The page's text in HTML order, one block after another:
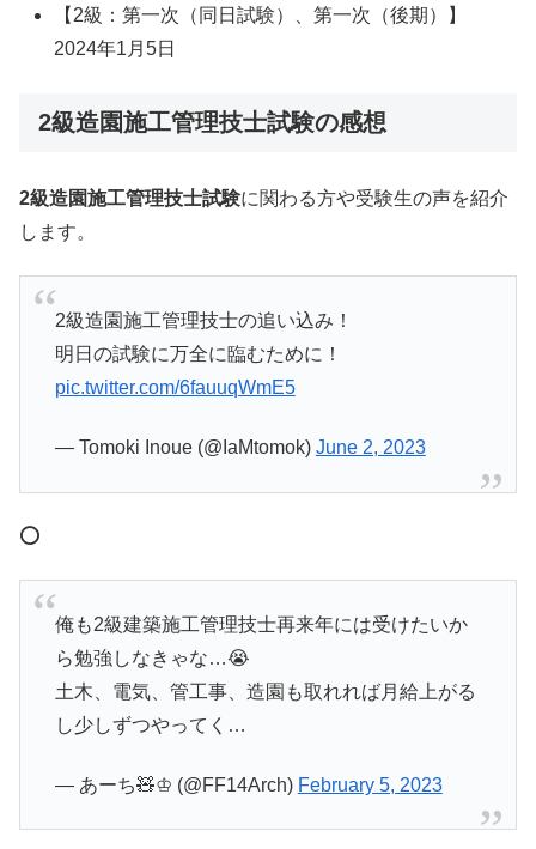
【2級：第一次（同日試験）、第一次（後期）】
2024年1月5日
2級造園施工管理技士試験の感想
2級造園施工管理技士試験に関わる方や受験生の声を紹介
します。
2級造園施工管理技士の追い込み！
明日の試験に万全に臨むために！
pic.twitter.com/6fauuqWmE5
— Tomoki Inoue (@IaMtomok) June 2, 2023
⭕
俺も2級建築施工管理技士再来年には受けたいか
ら勉強しなきゃな…😭
土木、電気、管工事、造園も取れれば月給上がる
し少しずつやってく…
— あーち🧸♔ (@FF14Arch) February 5, 2023